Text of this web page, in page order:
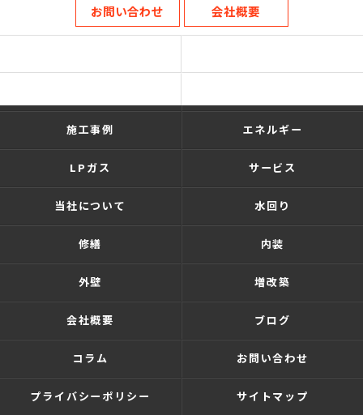
お問い合わせ 会社概要
施工事例 エネルギー
LPガス サービス
当社について 水回り
修繕 内装
外壁 増改築
会社概要 ブログ
コラム お問い合わせ
プライバシーポリシー サイトマップ